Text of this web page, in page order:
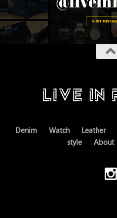
Denim Watch Leather
style
About